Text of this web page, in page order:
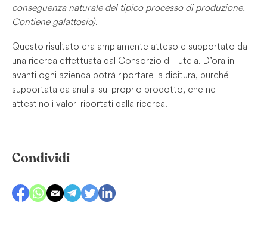
conseguenza naturale del tipico processo di produzione.
Contiene galattosio).
Questo risultato era ampiamente atteso e supportato da
una ricerca effettuata dal Consorzio di Tutela. D’ora in
avanti ogni azienda potrà riportare la dicitura, purché
supportata da analisi sul proprio prodotto, che ne
attestino i valori riportati dalla ricerca.
Condividi